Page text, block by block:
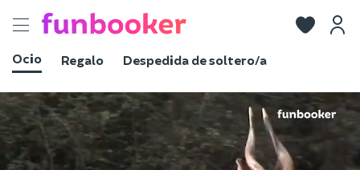
Toggle
Ocio
Regalo Despedida de soltero/a